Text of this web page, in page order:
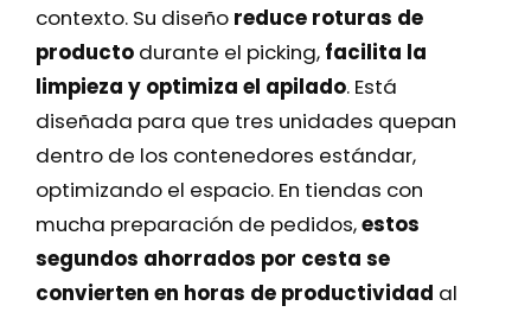
contexto. Su diseño reduce roturas de
producto durante el picking, facilita la
limpieza y optimiza el apilado. Está
diseñada para que tres unidades quepan
dentro de los contenedores estándar,
optimizando el espacio. En tiendas con
mucha preparación de pedidos,estos
segundos ahorrados por cesta se
convierten en horas de productividad al